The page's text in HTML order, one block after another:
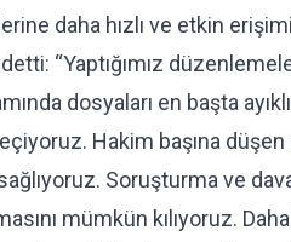
daha hızlı ve etkin
“Yaptığımız
dosyaları en başta
Hakim başına düşen
Soruşturma ve
mümkün kılıyoruz.